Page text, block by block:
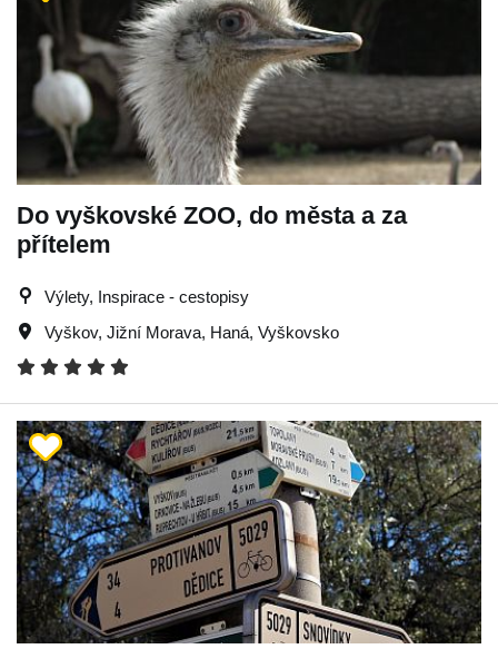
Do vyškovské ZOO, do města a za
přítelem
Výlety, Inspirace - cestopisy
Vyškov, Jižní Morava, Haná, Vyškovsko